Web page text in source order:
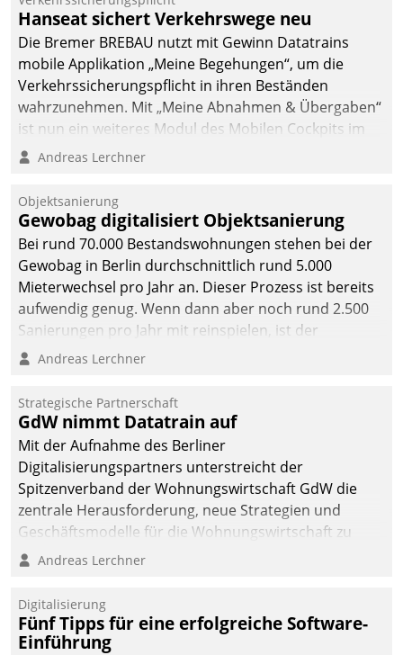
Hanseat sichert Verkehrswege neu
Die Bremer BREBAU nutzt mit Gewinn Datatrains
mobile Applikation „Meine Begehungen“, um die
Verkehrssicherungspflicht in ihren Beständen
wahrzunehmen. Mit „Meine Abnahmen & Übergaben“
ist nun ein weiteres Modul des Mobilen Cockpits im
Einsatz.
Andreas Lerchner
Objektsanierung
Gewobag digitalisiert Objektsanierung
Bei rund 70.000 Bestandswohnungen stehen bei der
Gewobag in Berlin durchschnittlich rund 5.000
Mieterwechsel pro Jahr an. Dieser Prozess ist bereits
aufwendig genug. Wenn dann aber noch rund 2.500
Sanierungen pro Jahr mit reinspielen, ist der
Betreuungs- und Organisationsaufwand immens. Im
kommunale Wohnungsbauunternehmen daher
gemeinsam mit der Berliner Datatrain GmbH den
Teilprozess der Objektsanierung digitalisiert.
Andreas Lerchner
Strategische Partnerschaft
GdW nimmt Datatrain auf
Mit der Aufnahme des Berliner
Digitalisierungspartners unterstreicht der
Spitzenverband der Wohnungswirtschaft GdW die
zentrale Herausforderung, neue Strategien und
Geschäftsmodelle für die Wohnungswirtschaft zu
entwickeln.
Andreas Lerchner
Digitalisierung
Fünf Tipps für eine erfolgreiche Software-
Einführung